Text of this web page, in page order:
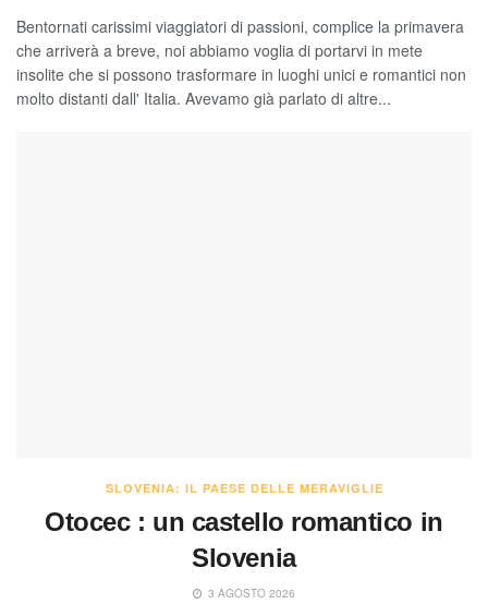
Bentornati carissimi viaggiatori di passioni, complice la primavera
che arriverà a breve, noi abbiamo voglia di portarvi in mete
insolite che si possono trasformare in luoghi unici e romantici non
molto distanti dall' Italia. Avevamo già parlato di altre...
SLOVENIA: IL PAESE DELLE MERAVIGLIE
Otocec : un castello romantico in
Slovenia
3 AGOSTO 2026